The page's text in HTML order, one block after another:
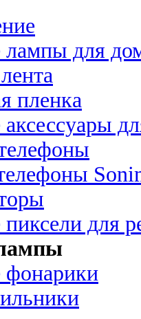
лампы для
пленка
для
фонарики